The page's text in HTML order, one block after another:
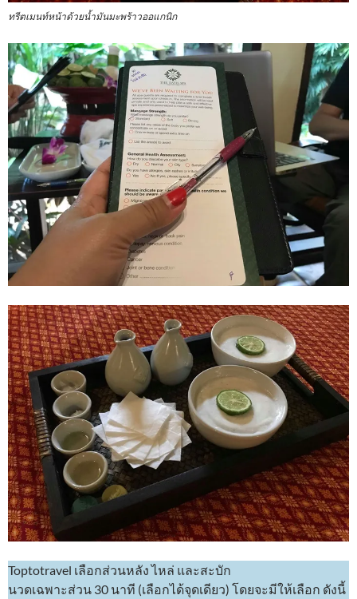
ทรีตเมนท์หน้าด้วยน้ำมันมะพร้าวออแกนิก
Toptotravel เลือกส่วนหลัง ไหล่ และสะบัก
นวดเฉพาะส่วน 30 นาที (เลือกได้จุดเดียว) โดยจะมีให้เลือก ดังนี้